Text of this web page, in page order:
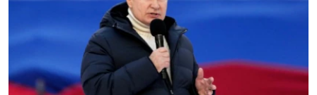
ВІДЕОУРОКИ «ELIFBE»
ЯК ОБІЙТИ БЛОКУВАННЯ
Русский